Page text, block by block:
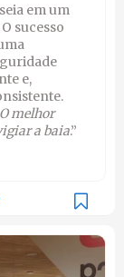
em um
sucesso
e,
melhor
a baia.”